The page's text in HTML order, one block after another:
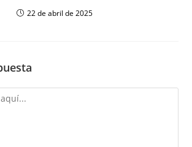
22 de abril de 2025